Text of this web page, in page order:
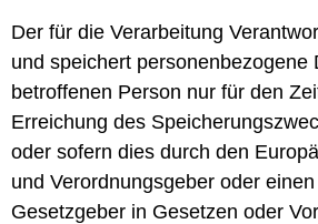
Der für die Verarbeitung
und speichert personenbezogene
betroffenen Person nur für den
Erreichung des
oder sofern dies durch den
und Verordnungsgeber oder
Gesetzgeber in Gesetzen oder